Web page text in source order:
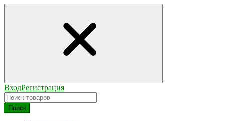
ВходРегистрация
Поиск